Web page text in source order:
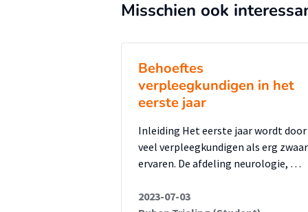
Misschien ook
Behoeftes
verpleegkundigen in het
eerste jaar
Inleiding Het eerste jaar wordt door
veel verpleegkundigen als erg zwaar
ervaren. De afdeling neurologie, …
2023-07-03